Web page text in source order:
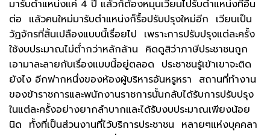
มารับตำแหน่งแค่ 4 ปี แล้วก็ต้องหมุนเวียนไปรับตำแหน่งที่อื่น
ต่อ แล้วคนใหม่มารับตำแหน่งก็รื้อปรับปรุงใหม่อีก เวียนเป็น
วัฏจักรที่สิ้นเปลืองแบบนี้เรื่อยไป เพราะการปรับปรุงแต่ละครั้ง
ใช้งบประมาณไม่ต่ำกว่าหลักล้าน คิดดูสิว่าภาษีประชาชนถูก
เอามาละลายกับเรื่องแบบนี้อยู่ตลอด ประชาชนรู้เข้าเขาจะติด
ยังไง อีกฟากหนึ่งของห้องผู้บริหารอันหรูหรา สถานที่ทำงาน
ของข้าราชการและพนักงานราชการนั้นกลับได้รับการปรับปรุง
ในแต่ละครั้งอย่างยากลำบากและได้รับงบประมาณเพียงน้อย
นิด ทั้งที่เป็นส่วนงานที่ไว้บริการประชาชน หลายๆแห่งบุคคลา